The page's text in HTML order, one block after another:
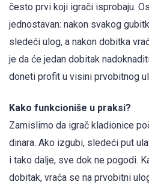
često prvi koji igrači isprobaju.
jednostavan: nakon svakog
sledeći ulog, a nakon dobitka
je da će jedan dobitak
doneti profit u visini prvobitnog
Kako funkcioniše u praksi?
Zamislimo da igrač kladionice
dinara. Ako izgubi, sledeći put
i tako dalje, sve dok ne pogodi.
dobitak, vraća se na prvobitni